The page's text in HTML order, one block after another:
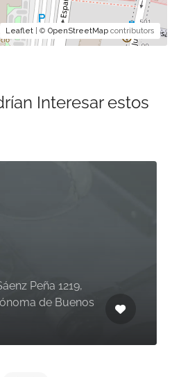
Leaflet | © OpenStreetMap contributors
Interesar estos
Peña 1219,
de Buenos